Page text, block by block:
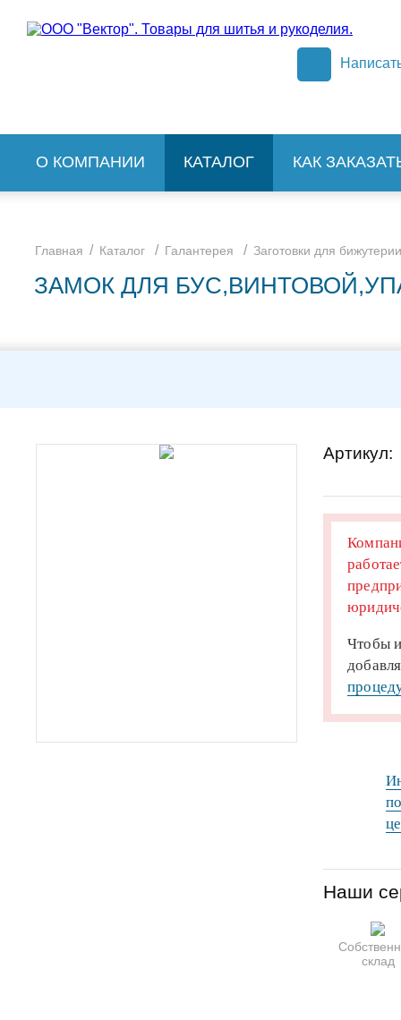
О КОМПАНИИ КАТАЛОГ КАК
Главная / Каталог / Галантерея / Заготовки для бижутерии
ЗАМОК ДЛЯ
Артикул:
Чтобы
Наши
склад